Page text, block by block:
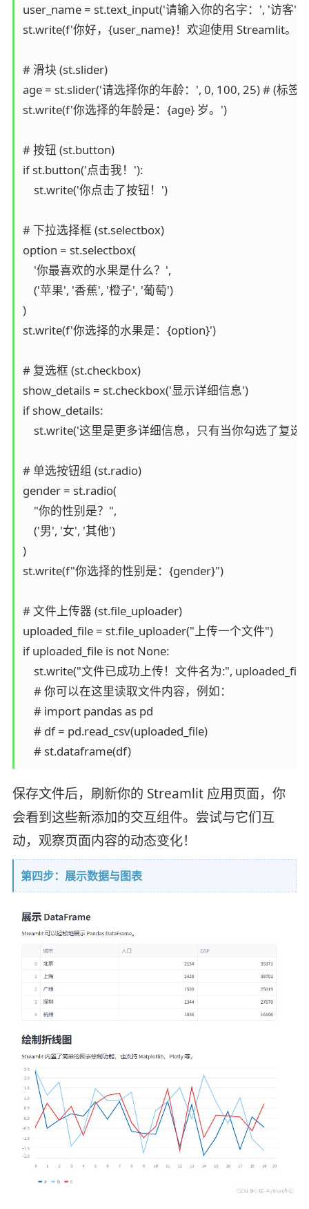
user_name = st.text_input('请输入你的名字：', '访客')
st.write(f'你好，{user_name}！欢迎使用 Streamlit。')
# 滑块 (st.slider)
age = st.slider('请选择你的年龄：', 0, 100, 25) # (标签,
st.write(f'你选择的年龄是：{age} 岁。')
# 按钮 (st.button)
if st.button('点击我！'):
    st.write('你点击了按钮！')
# 下拉选择框 (st.selectbox)
option = st.selectbox(
    '你最喜欢的水果是什么？',
    ('苹果', '香蕉', '橙子', '葡萄')
)
st.write(f'你选择的水果是：{option}')
# 复选框 (st.checkbox)
show_details = st.checkbox('显示详细信息')
if show_details:
st.write('这里是更多详细信息，只有当你勾选了复选
# 单选按钮组 (st.radio)
gender = st.radio(
    "你的性别是？",
    ('男', '女', '其他')
)
st.write(f"你选择的性别是：{gender}")
# 文件上传器 (st.file_uploader)
uploaded_file = st.file_uploader("上传一个文件")
if uploaded_file is not None:
st.write("文件已成功上传！文件名为:",
    # 你可以在这里读取文件内容，例如：
    # import pandas as pd
    # df = pd.read_csv(uploaded_file)
    # st.dataframe(df)
保存文件后，刷新你的 Streamlit 应用页面，你
会看到这些新添加的交互组件。尝试与它们互
动，观察页面内容的动态变化！
第四步：展示数据与图表